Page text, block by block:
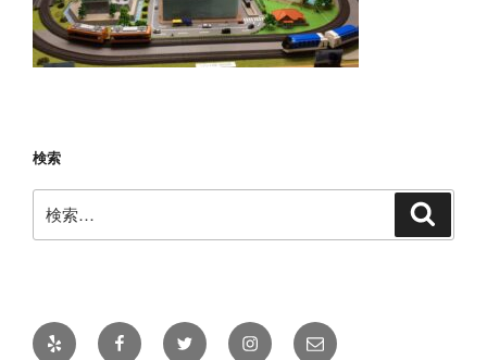
検索
索:
Yelp FacebookTwitter Instagramメ